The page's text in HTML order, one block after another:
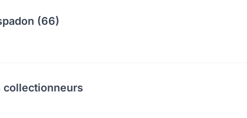
(66)
collectionneurs